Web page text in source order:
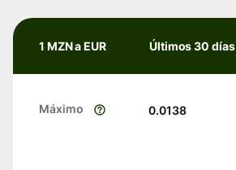
1 MZN a EUR Últimos 30 días
Máximo 0.0138